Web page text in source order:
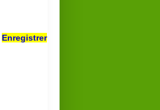
Enregistrer